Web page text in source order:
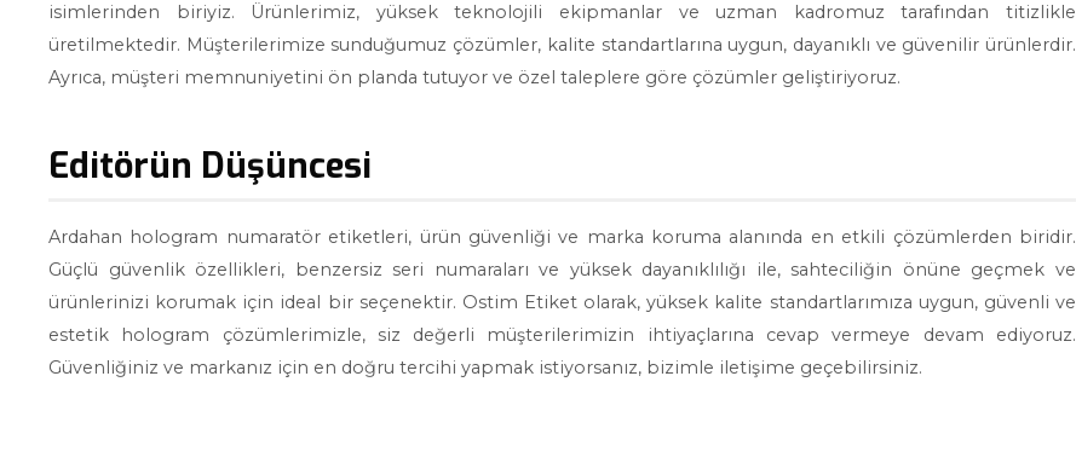
isimlerinden biriyiz. Ürünlerimiz, yüksek teknolojili ekipmanlar ve uzman kadromuz tarafından titizlikle
üretilmektedir. Müşterilerimize sunduğumuz çözümler, kalite standartlarına uygun, dayanıklı ve güvenilir ürünlerdir.
Ayrıca, müşteri memnuniyetini ön planda tutuyor ve özel taleplere göre çözümler geliştiriyoruz.
Editörün Düşüncesi
Ardahan hologram numaratör etiketleri, ürün güvenliği ve marka koruma alanında en etkili çözümlerden biridir.
Güçlü güvenlik özellikleri, benzersiz seri numaraları ve yüksek dayanıklılığı ile, sahteciliğin önüne geçmek ve
ürünlerinizi korumak için ideal bir seçenektir. Ostim Etiket olarak, yüksek kalite standartlarımıza uygun, güvenli ve
estetik hologram çözümlerimizle, siz değerli müşterilerimizin ihtiyaçlarına cevap vermeye devam ediyoruz.
Güvenliğiniz ve markanız için en doğru tercihi yapmak istiyorsanız, bizimle iletişime geçebilirsiniz.